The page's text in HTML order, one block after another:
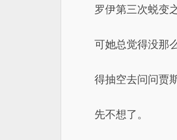
罗伊第三次蜕变
可她总觉得没那
得抽空去问问贾
先不想了。